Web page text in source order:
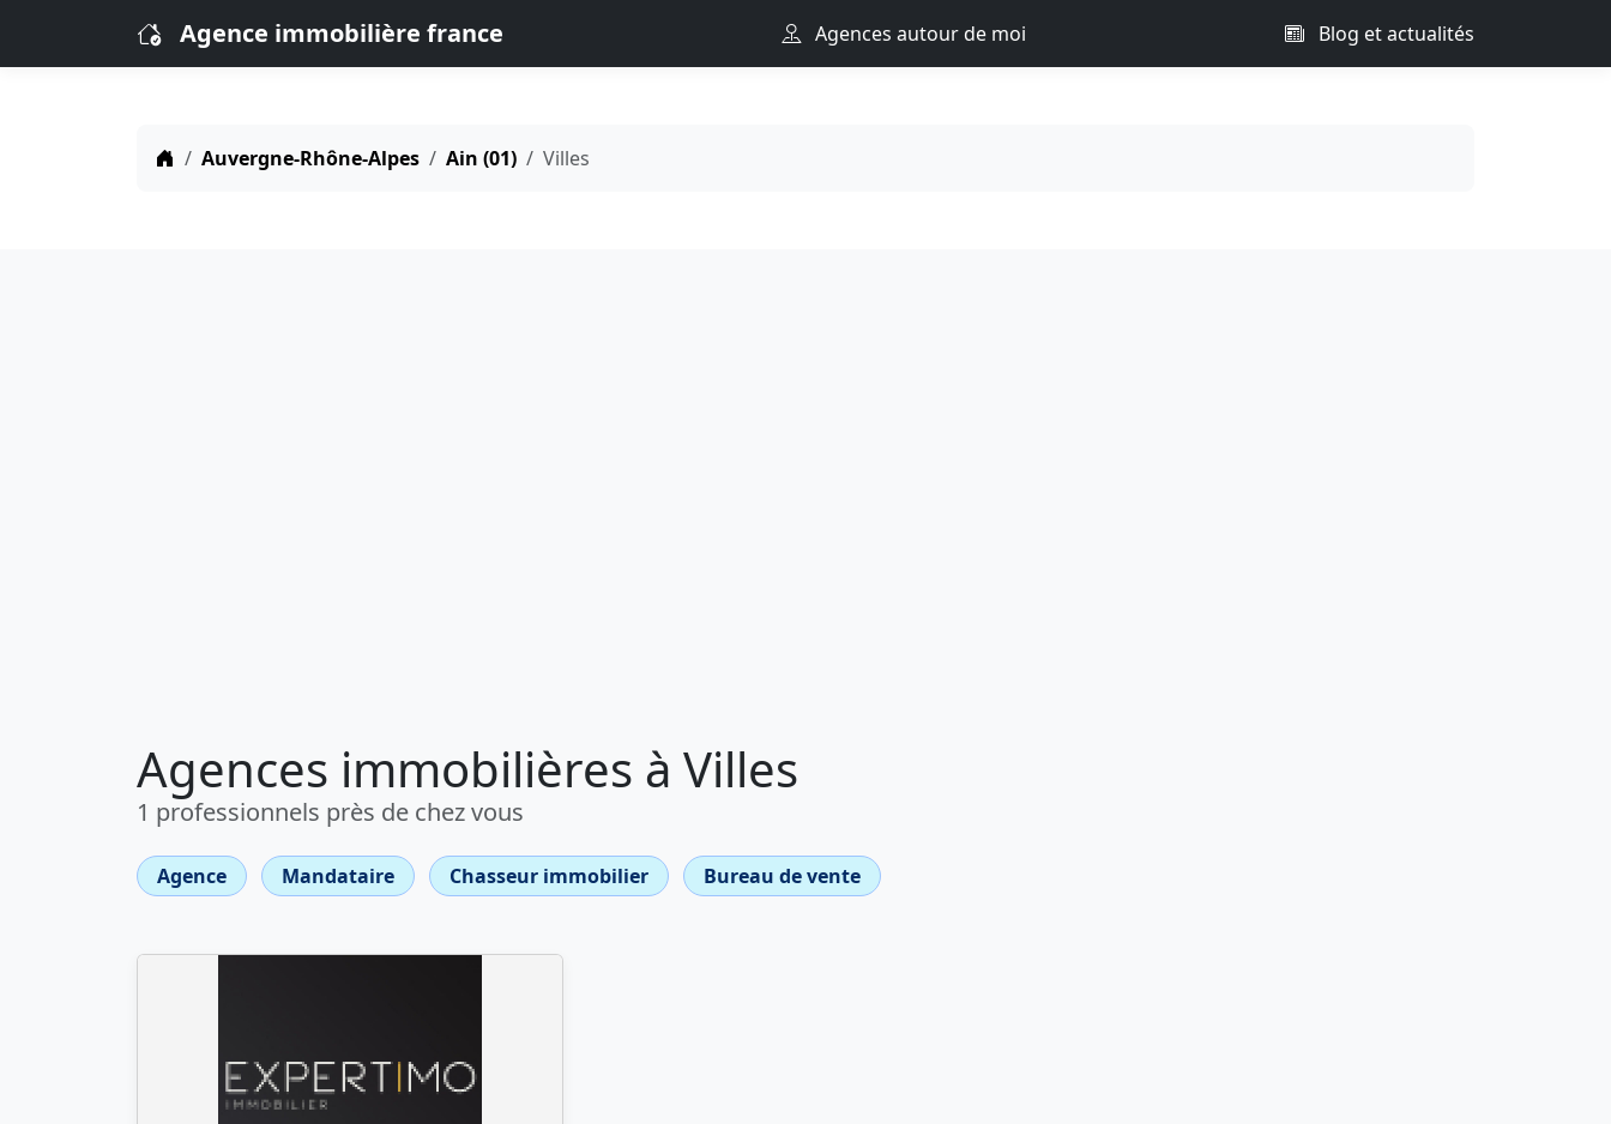
Agence immobilière france Agences autour de moi Blog et actualités
Auvergne-Rhône-Alpes Ain (01) Villes
Agences immobilières à Villes
1 professionnels près de chez vous
Agence Mandataire Chasseur immobilier Bureau de vente